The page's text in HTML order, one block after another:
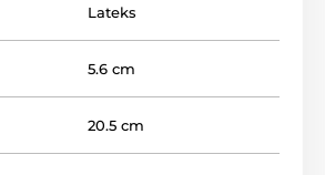
Lateks
5.6 cm
20.5 cm